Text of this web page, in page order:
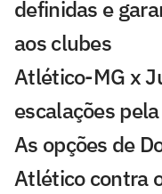
definidas e
aos clubes
Atlético-MG x
escalações
As opções de
Atlético contra